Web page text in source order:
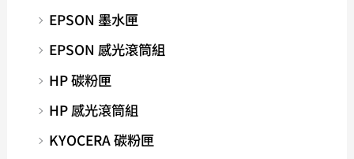
EPSON 墨水匣
EPSON 感光滾筒組
HP 碳粉匣
HP 感光滾筒組
KYOCERA 碳粉匣